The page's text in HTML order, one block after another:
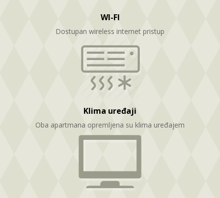
WI-FI
Dostupan wireless internet pristup
Klima uređaji
Oba apartmana opremljena su klima uređajem